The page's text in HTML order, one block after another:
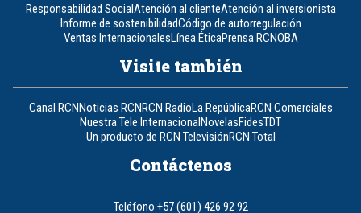
Responsabilidad SocialAtención al clienteAtención al inversionista
Informe de sostenibilidadCódigo de autorregulación
Ventas InternacionalesLínea ÉticaPrensa RCNOBA
Visite también
Canal RCNNoticias RCNRCN RadioLa RepúblicaRCN Comerciales
Nuestra Tele InternacionalNovelasFidesTDT
Un producto de RCN TelevisiónRCN Total
Contáctenos
Teléfono +57 (601) 426 92 92